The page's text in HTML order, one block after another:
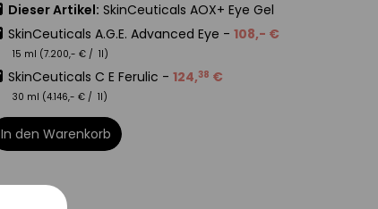
Dieser Artikel: SkinCeuticals AOX+ Eye Gel
SkinCeuticals A.G.E. Advanced Eye -108,- €
15 ml (7.200,-€ / 1l)
SkinCeuticals C E Ferulic -124,38 €
30 ml (4.146,-€ / 1l)
In den Warenkorb